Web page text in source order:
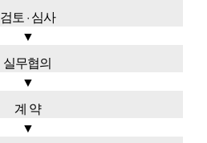
검토 · 심사
▼
실무협의
▼
계 약
▼